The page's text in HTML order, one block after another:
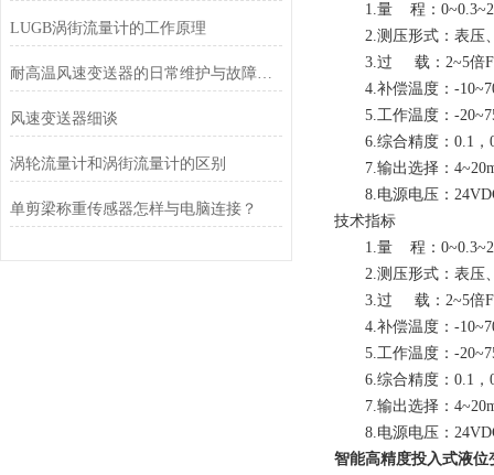
LUGB涡街流量计的工作原理
耐高温风速变送器的日常维护与故障排查指南
风速变送器细谈
涡轮流量计和涡街流量计的区别
单剪梁称重传感器怎样与电脑连接？
1.量 程：
2.测压形式：表压
3.过 载：2~5倍FS
4.补偿温度：-
5.工作温度：-
6.综合精度：0.1，
7.输出选择：
8.电源电压：
技术指标
1.量 程：
2.测压形式：表压
3.过 载：2~5倍FS
4.补偿温度：-
5.工作温度：-
6.综合精度：0.1，
7.输出选择：
8.电源电压：
智能高精度投入式液位